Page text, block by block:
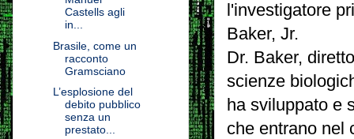
l'investigatore
Baker, Jr.
Dr. Baker,
scienze
ha sviluppato e
che entrano nel
Castells agli
in...
Brasile, come un
racconto
Gramsciano
L’esplosione del
debito pubblico
senza un
prestato...